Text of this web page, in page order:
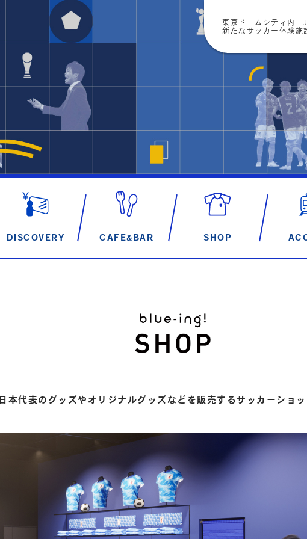
東京ドームシティ内
新たなサッカー体験
DISCOVERY CAFE&BAR SHOP
日本代表のグッズやオリジナルグッズなどを販売するサッカーショ